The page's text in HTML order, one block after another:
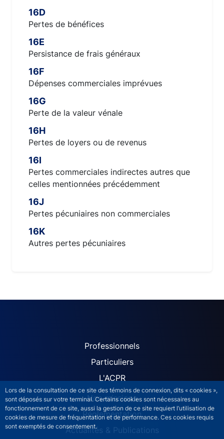
Lors de la consultation de ce site des témoins de connexion, dits « cookies »,
sont déposés sur votre terminal. Certains cookies sont nécessaires au
fonctionnement de ce site, aussi la gestion de ce site requiert l’utilisation de
cookies de mesure de fréquentation et de performance. Ces cookies requis
sont exemptés de consentement.
16D
Pertes de bénéfices
16E
Persistance de frais généraux
16F
Dépenses commerciales imprévues
16G
Perte de la valeur vénale
16H
Pertes de loyers ou de revenus
16I
Pertes commerciales indirectes autres que
celles mentionnées précédemment
16J
Pertes pécuniaires non commerciales
16K
Autres pertes pécuniaires
ACPR site navigation
Professionnels
Particuliers
L'ACPR
Nos missions
Réglementation
Actualités & Publications